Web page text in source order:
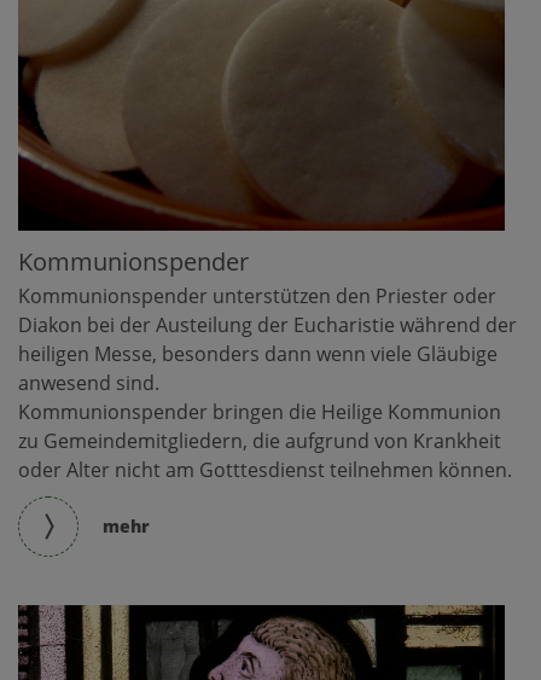
Kommunionspender
Kommunionspender unterstützen den Priester oder
Diakon bei der Austeilung der Eucharistie während der
heiligen Messe, besonders dann wenn viele Gläubige
anwesend sind.
Kommunionspender bringen die Heilige Kommunion
zu Gemeindemitgliedern, die aufgrund von Krankheit
oder Alter nicht am Gotttesdienst teilnehmen können.
mehr